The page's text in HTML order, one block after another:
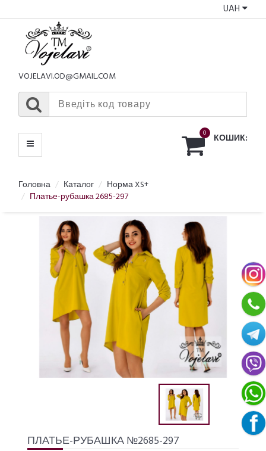
UAH
VOJELAVI.OD@GMAIL.COM
0 КОШИК:
МЕНЮ
Головна Каталог
Норма XS+
Платье-рубашка 2685-297
ПЛАТЬЕ-РУБАШКА №2685-297